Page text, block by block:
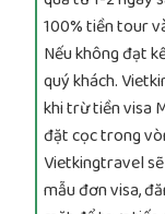
100% tiền tour
Nếu không đạt
quý khách.
khi trừ tiền visa
đặt cọc trong
Vietkingtravel
mẫu đơn visa,